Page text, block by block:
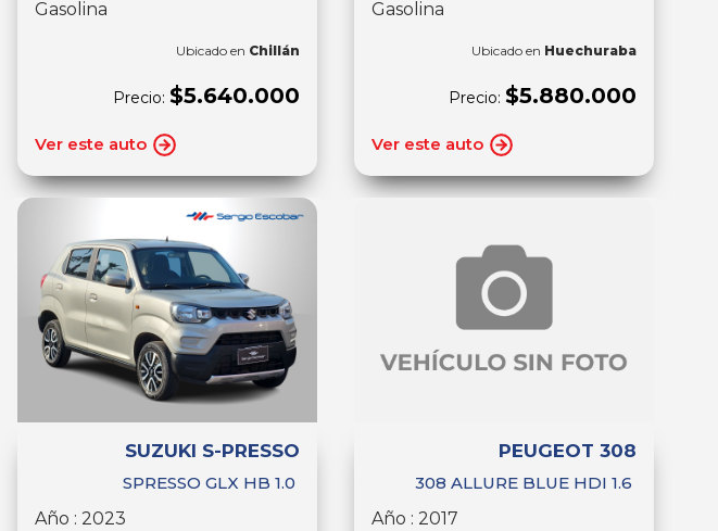
Gasolina
Ubicado en Chillán
Precio: $5.640.000
Ver este auto
Gasolina
Ubicado en Huechuraba
Precio: $5.880.000
Ver este auto
SUZUKI S-PRESSO
SPRESSO GLX HB 1.0
Año : 2023
PEUGEOT 308
308 ALLURE BLUE HDI 1.6
Año : 2017